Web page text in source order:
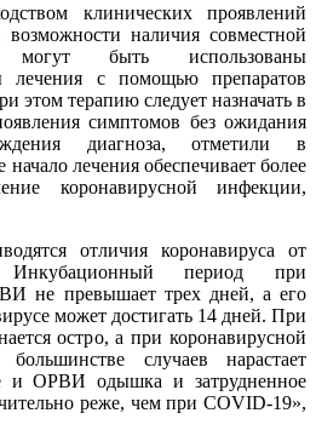
клинических проявлений
наличия совместной
могут быть использованы
лечения с помощью препаратов
этом терапию следует назначать в
симптомов без ожидания
диагноза, отметили в
лечения обеспечивает более
коронавирусной инфекции,
отличия коронавируса от
Инкубационный период при
не превышает трех дней, а его
может достигать 14 дней. При
остро, а при коронавирусной
случаев нарастает
и ОРВИ одышка и затрудненное
реже, чем при COVID-19»,